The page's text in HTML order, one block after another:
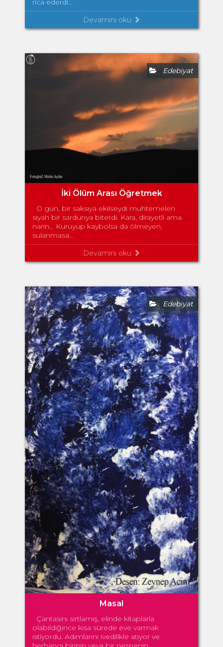
rica ederdi...
Devamını oku
Edebiyat
İki Ölüm Arası Öğretmek
O gün, bir saksıya ekilseydi muhtemelen
siyah bir sardunya biterdi. Kara, dirayetli ama
narin… Kuruyup kaybolsa da ölmeyen,
sulanmasa...
Devamını oku
Edebiyat
Masal
Çantasını sırtlamış, elinde kitaplarla
olabildiğince kısa sürede eve varmak
istiyordu. Adımlarını ivedilikle atıyor ve